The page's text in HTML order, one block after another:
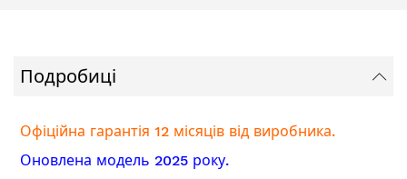
Подробиці
Офіційна гарантія 12 місяців від виробника.
Оновлена модель 2025 року.